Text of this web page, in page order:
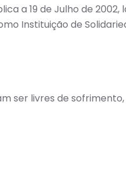
a 19 de Julho de
Instituição de
ser livres de